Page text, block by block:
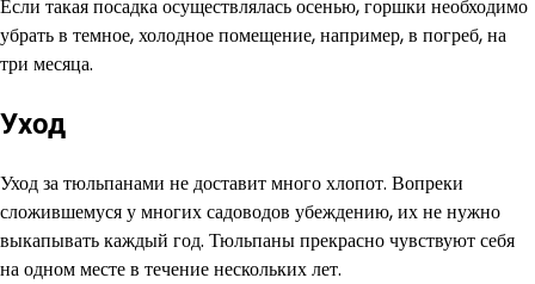
Если такая посадка осуществлялась осенью, горшки необходимо
убрать в темное, холодное помещение, например, в погреб, на
три месяца.
Уход
Уход за тюльпанами не доставит много хлопот. Вопреки
сложившемуся у многих садоводов убеждению, их не нужно
выкапывать каждый год. Тюльпаны прекрасно чувствуют себя
на одном месте в течение нескольких лет.